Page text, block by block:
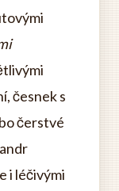
česnek s
čerstvé
i léčivými